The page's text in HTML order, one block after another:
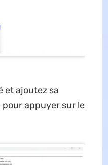
et ajoutez sa
pour appuyer sur le